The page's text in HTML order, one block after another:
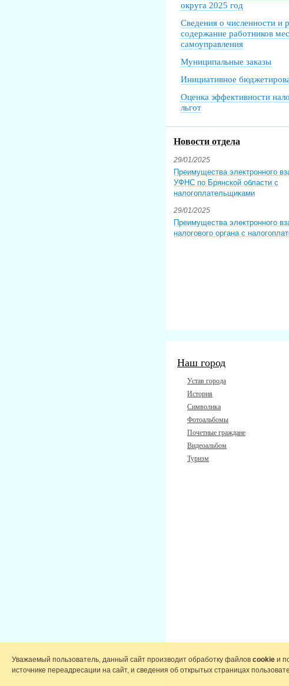
округа 2025 год
Сведения о численности и
содержание работников
самоуправления
Муниципальные заказы
Инициативное
Оценка эффективности
льгот
Новости отдела
29/01/2025
Преимущества электронного
УФНС по Брянской области с
налогоплательщиками
29/01/2025
Преимущества электронного
налогового органа с
Наш город
Устав города
История
Символика
Фотоальбомы
Почетные граждане
Видеоальбом
Туризм
Уважаемый пользователь, данный сайт производит обработку файлов cookie и
источнике переадресации на сайт, и сведения об открытых страницах